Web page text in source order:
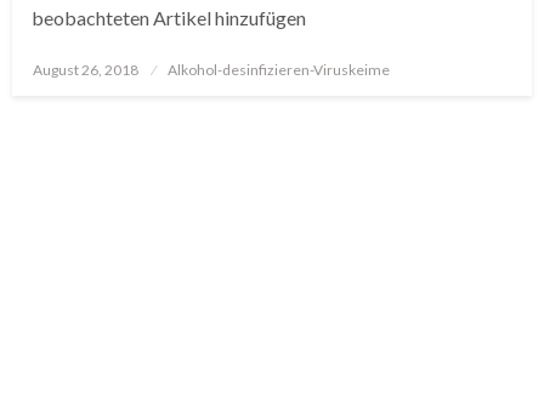
beobachteten Artikel hinzufügen
Posted
August 26, 2018 Alkohol-desinfizieren-Viruskeime